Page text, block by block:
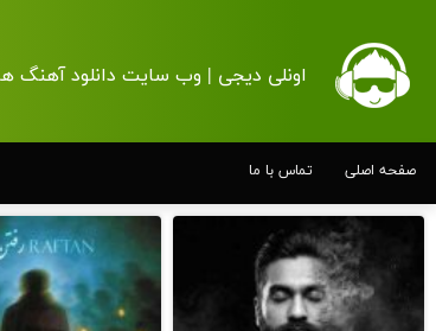
اونلی دیجی | وب سایت دانلود آهنگ
صفحه اصلی تماس با ما